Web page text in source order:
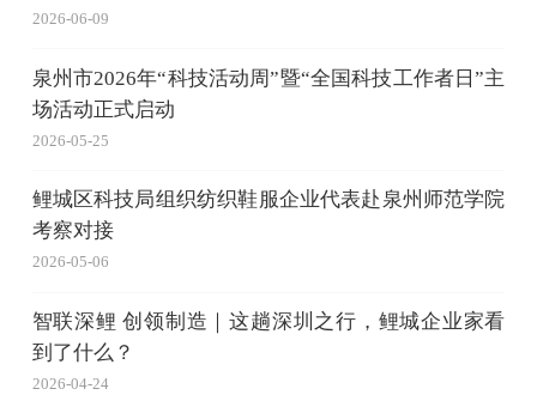
2026-06-09
泉州市2026年“科技活动周”暨“全国科技工作者日”主
场活动正式启动
2026-05-25
鲤城区科技局组织纺织鞋服企业代表赴泉州师范学院
考察对接
2026-05-06
智联深鲤 创领制造｜这趟深圳之行，鲤城企业家看
到了什么？
2026-04-24